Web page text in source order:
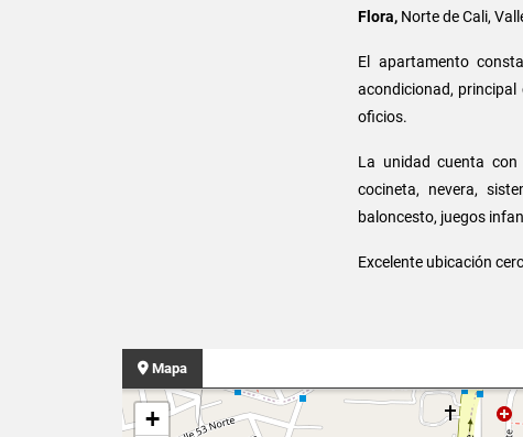
Flora, Norte de Cali,
El apartamento
acondicionad,
oficios.
La unidad cuenta con
cocineta, nevera,
baloncesto, juegos
Excelente ubicación
Mapa
+